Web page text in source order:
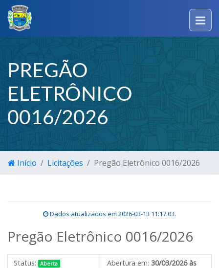
PREGÃO
ELETRÔNICO
0016/2026
Início Licitações Pregão Eletrônico 0016/2026
Dados atualizados em 2026-03-13 11:17:03.
Pregão Eletrônico 0016/2026
Status: Aberta Abertura em: 30/03/2026 às